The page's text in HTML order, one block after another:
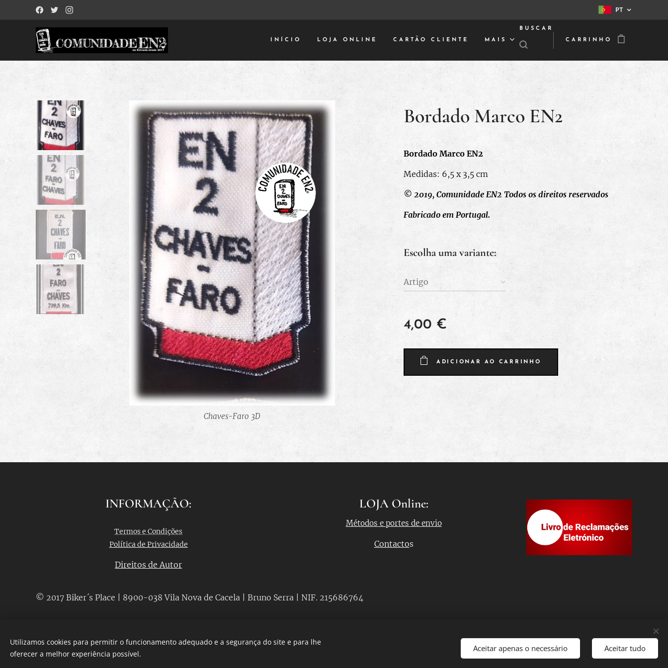
PT
INÍCIO LOJA ONLINE CARTÃO CLIENTE MAIS
BUSCAR
CARRINHO
Bordado Marco EN2
Chaves-Faro 3D
Marco EN2 Chaves-Faro
Marco EN2 Faro-Chaves
Bordado Marco EN2
Medidas: 6,5 x 3,5 cm
© 2019, Comunidade EN2 Todos os direitos reservados
Fabricado em Portugal.
Escolha uma variante:
Artigo
4,00€
ADICIONAR AO CARRINHO
INFORMAÇÃO:
Termos e Condições
Política de Privacidade
Direitos de Autor
LOJA Online:
Métodos e portes de envio
Contactos
© 2017 Biker´s Place | 8900-038 Vila Nova de Cacela | Bruno Serra | NIF. 215686764
Desenvolvido por Webnode Idiomas Português English
Utilizamos cookies para permitir o funcionamento adequado e a segurança do site e para lhe
oferecer a melhor experiência possível.
Aceitar apenas o necessário Aceitar tudo